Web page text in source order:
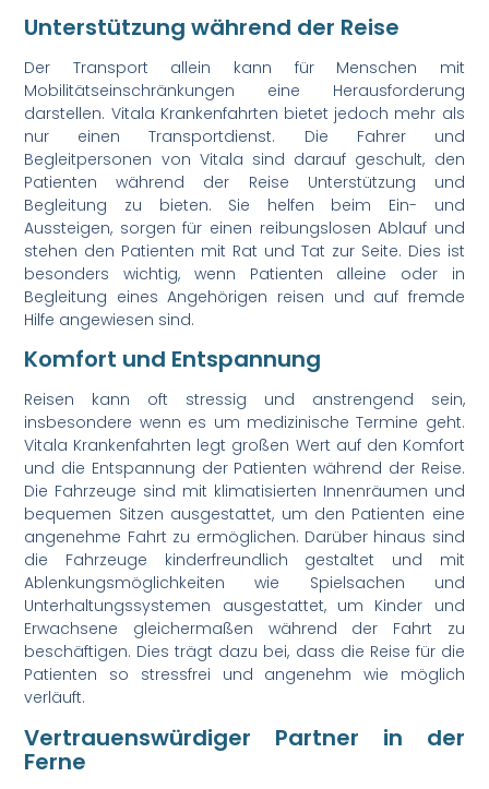
Unterstützung während der Reise
Der Transport allein kann für Menschen mit
Mobilitätseinschränkungen eine Herausforderung
darstellen. Vitala Krankenfahrten bietet jedoch mehr als
nur einen Transportdienst. Die Fahrer und
Begleitpersonen von Vitala sind darauf geschult, den
Patienten während der Reise Unterstützung und
Begleitung zu bieten. Sie helfen beim Ein- und
Aussteigen, sorgen für einen reibungslosen Ablauf und
stehen den Patienten mit Rat und Tat zur Seite. Dies ist
besonders wichtig, wenn Patienten alleine oder in
Begleitung eines Angehörigen reisen und auf fremde
Hilfe angewiesen sind.
Komfort und Entspannung
Reisen kann oft stressig und anstrengend sein,
insbesondere wenn es um medizinische Termine geht.
Vitala Krankenfahrten legt großen Wert auf den Komfort
und die Entspannung der Patienten während der Reise.
Die Fahrzeuge sind mit klimatisierten Innenräumen und
bequemen Sitzen ausgestattet, um den Patienten eine
angenehme Fahrt zu ermöglichen. Darüber hinaus sind
die Fahrzeuge kinderfreundlich gestaltet und mit
Ablenkungsmöglichkeiten wie Spielsachen und
Unterhaltungssystemen ausgestattet, um Kinder und
Erwachsene gleichermaßen während der Fahrt zu
beschäftigen. Dies trägt dazu bei, dass die Reise für die
Patienten so stressfrei und angenehm wie möglich
verläuft.
Vertrauenswürdiger Partner in der
Ferne